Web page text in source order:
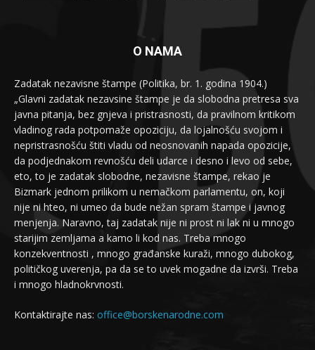
O NAMA
Zadatak nezavisne štampe (Politika, br. 1. godina 1904.)
„Glavni zadatak nezavsine štampe je da slobodna pretresa sva
javna pitanja, bez gnjeva i pristrasnosti, da pravilnom kritikom
vladinog rada potpomaže opoziciju, da lojalnošću svojom i
nepristrasnošću štiti vladu od neosnovanih napada opozicije,
da podjednakom revnošću deli udarce i desno i levo od sebe,
eto, to je zadatak slobodne, nezavisne štampe, rekao je
Bizmark jednom prilikom u nemačkom parlamentu, on, koji
nije ni hteo, ni umeo da bude nežan spram štampe i javnog
menjenja. Naravno, taj zadatak nije ni prost ni lak ni u mnogo
starijim zemljama a kamo li kod nas. Treba mnogo
konzekventnosti , mnogo građanske kuraži, mnogo dubokog,
političkog uverenja, pa da se to uvek mogadne da izvrši. Treba
i mnogo hladnokrvnosti.
Kontaktirajte nas: office@borskenarodne.com